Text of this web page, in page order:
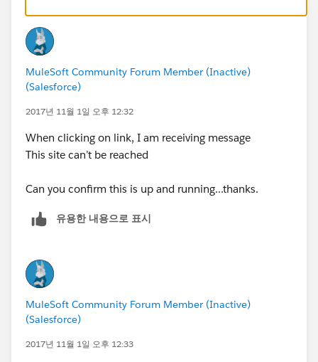
MuleSoft Community Forum Member (Inactive)
(Salesforce)
2017년 11월 1일 오후 12:32
When clicking on link, I am receiving message
This site can’t be reached
Can you confirm this is up and running...thanks.
유용한 내용으로 표시
MuleSoft Community Forum Member (Inactive)
(Salesforce)
2017년 11월 1일 오후 12:33